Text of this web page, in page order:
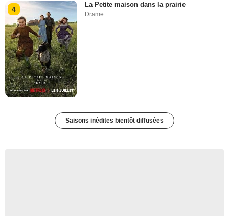
4
La Petite maison dans la prairie
Drame
Saisons inédites bientôt diffusées